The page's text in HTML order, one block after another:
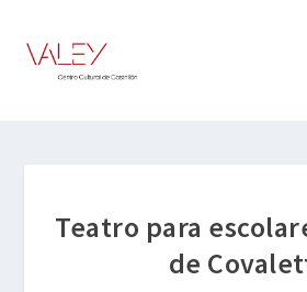
Teatro para
de